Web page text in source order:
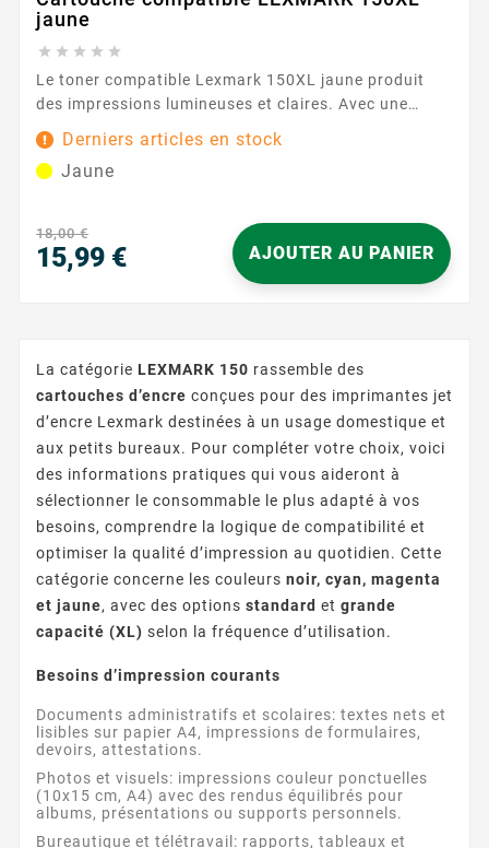
jaune
    
Le toner compatible Lexmark 150XL jaune produit
des impressions lumineuses et claires. Avec une
capacité d'impression de 1000 pages, cette
cartouche assure des résultats constants et fiables.
Caractéristiques principales : Couleur : Jaune
Derniers articles en stock
Jaune
18,00 €
15,99 € AJOUTER AU PANIER
La catégorie LEXMARK 150 rassemble des
cartouches d’encre conçues pour des imprimantes jet
d’encre Lexmark destinées à un usage domestique et
aux petits bureaux. Pour compléter votre choix, voici
des informations pratiques qui vous aideront à
sélectionner le consommable le plus adapté à vos
besoins, comprendre la logique de compatibilité et
optimiser la qualité d’impression au quotidien. Cette
catégorie concerne les couleurs noir, cyan, magenta
et jaune, avec des options standard et grande
capacité (XL) selon la fréquence d’utilisation.
Besoins d’impression courants
Documents administratifs et scolaires: textes nets et
lisibles sur papier A4, impressions de formulaires,
devoirs, attestations.
Photos et visuels: impressions couleur ponctuelles
(10x15 cm, A4) avec des rendus équilibrés pour
albums, présentations ou supports personnels.
Bureautique et télétravail: rapports, tableaux et